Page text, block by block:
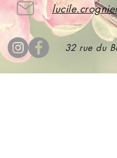
32 rue du